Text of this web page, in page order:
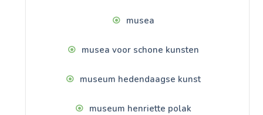
musea
musea voor schone kunsten
museum hedendaagse kunst
museum henriette polak